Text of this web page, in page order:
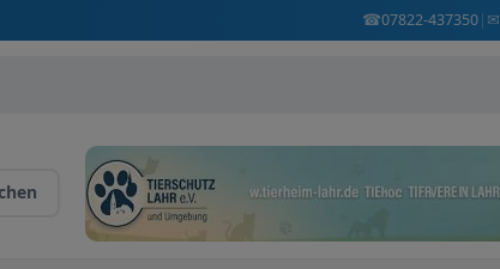
☎07822-437350| ✉